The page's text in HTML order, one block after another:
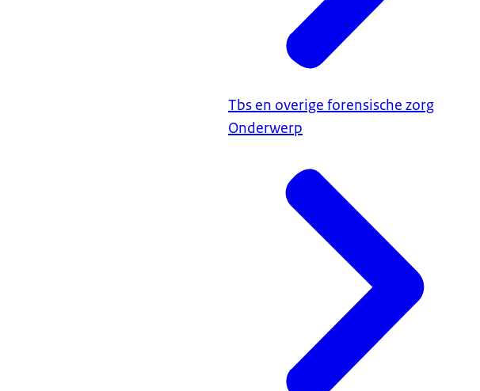
Tbs en overige forensische zorg
Onderwerp